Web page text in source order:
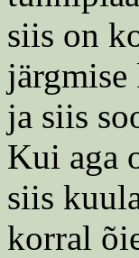
siis on
järgmise
ja siis
Kui aga
siis
korral